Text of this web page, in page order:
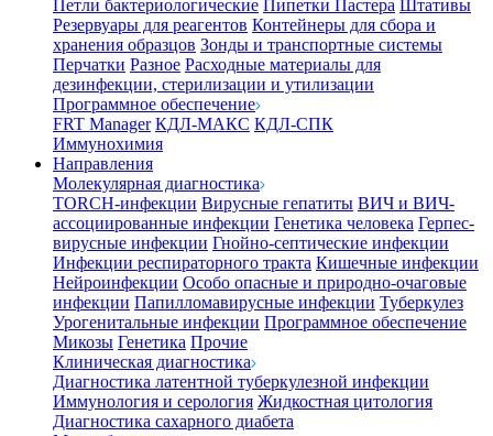
Петли бактериологические Пипетки Пастера Штативы
Резервуары для реагентов Контейнеры для сбора и
хранения образцов Зонды и транспортные системы
Перчатки Разное Расходные материалы для
дезинфекции, стерилизации и утилизации
Программное обеспечение
FRT Manager КДЛ-МАКС КДЛ-СПК
Иммунохимия
Направления
Молекулярная диагностика
TORCH-инфекции Вирусные гепатиты ВИЧ и ВИЧ-
ассоциированные инфекции Генетика человека Герпес-
вирусные инфекции Гнойно-септические инфекции
Инфекции респираторного тракта Кишечные инфекции
Нейроинфекции Особо опасные и природно-очаговые
инфекции Папилломавирусные инфекции Туберкулез
Урогенитальные инфекции Программное обеспечение
Микозы Генетика Прочие
Клиническая диагностика
Диагностика латентной туберкулезной инфекции
Иммунология и серология Жидкостная цитология
Диагностика сахарного диабета